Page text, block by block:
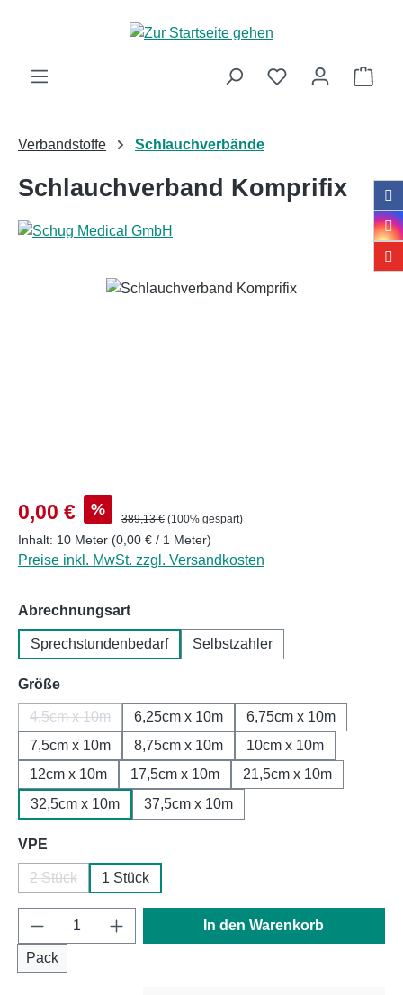
Zum Hauptinhalt springen
Verbandstoffe Schlauchverbände
Schlauchverband Komprifix
Bildergalerie überspringen
Verkaufspreis:
0,00 € % Regulärer Preis:
389,13 € (100% gespart)
Inhalt: 10 Meter (0,00 € / 1 Meter)
Preise inkl. MwSt. zzgl. Versandkosten
Abrechnungsartauswählen
Sprechstundenbedarf Selbstzahler
Größeauswählen
4,5cm x 10m
(Diese Option ist zurzeit nicht verfügbar.)
6,25cm x 10m
6,75cm x 10m
7,5cm x 10m
8,75cm x 10m
10cm x 10m
12cm x 10m
17,5cm x 10m
21,5cm x 10m
32,5cm x 10m
37,5cm x 10m
VPE
2 Stück
(Diese Option ist zurzeit nicht verfügbar.)
1 Stück
Produkt Anzahl: Gib den gewünschten
Pack
In den Warenkorb